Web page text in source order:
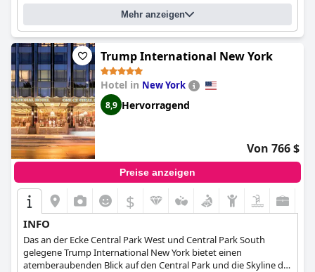
Mehr anzeigen
Trump International New York
Hotel in New York
8,9 Hervorragend
Von 766 $
Preise anzeigen
$
INFO
Das an der Ecke Central Park West und Central Park South
gelegene Trump International New York bietet einen
atemberaubenden Blick auf den Central Park und die Skyline der